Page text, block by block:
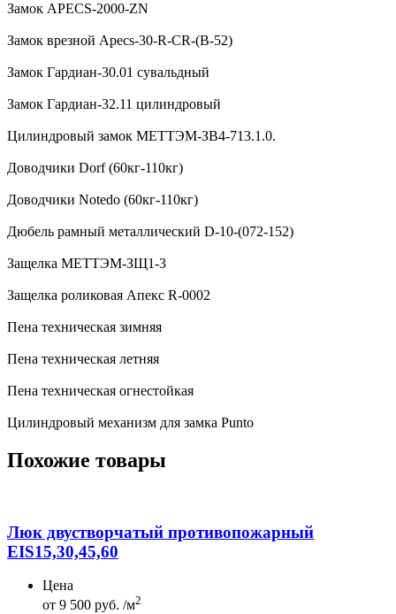
Замок APECS-2000-ZN
Замок врезной Apecs-30-R-CR-(B-52)
Замок Гардиан-30.01 сувальдный
Замок Гардиан-32.11 цилиндровый
Цилиндровый замок МЕТТЭМ-ЗВ4-713.1.0.
Доводчики Dorf (60кг-110кг)
Доводчики Notedo (60кг-110кг)
Дюбель рамный металлический D-10-(072-152)
Защелка МЕТТЭМ-ЗЩ1-3
Защелка роликовая Апекс R-0002
Пена техническая зимняя
Пена техническая летняя
Пена техническая огнестойкая
Цилиндровый механизм для замка Punto
Похожие товары
Люк двустворчатый противопожарный
EIS15,30,45,60
Цена
от 9 500 руб. /м2